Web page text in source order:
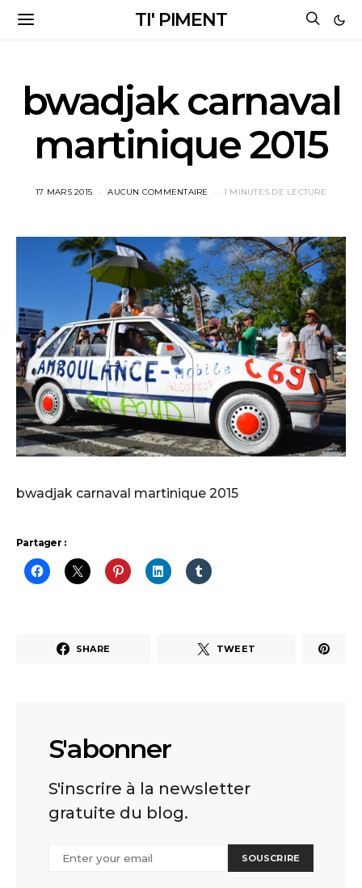
TI' PIMENT
bwadjak carnaval
martinique 2015
17 MARS 2015 AUCUN COMMENTAIRE 1 MINUTES DE LECTURE
bwadjak carnaval martinique 2015
Partager :
SHARE TWEET
S'abonner
S'inscrire à la newsletter
gratuite du blog.
SOUSCRIRE